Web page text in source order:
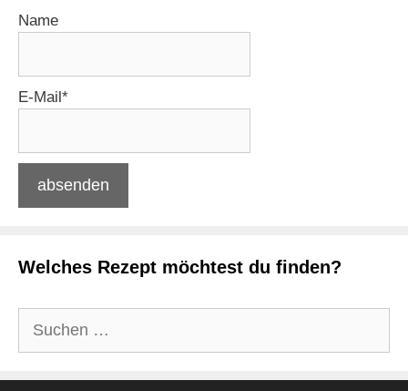
Name
E-Mail*
Welches Rezept möchtest du finden?
nach: